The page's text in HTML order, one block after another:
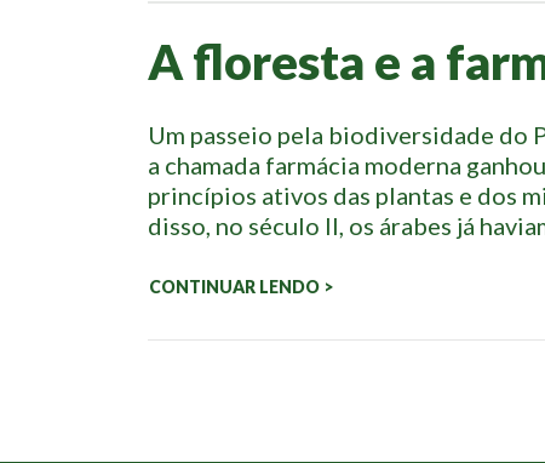
A floresta e a
Um passeio pela biodiversidade do
a chamada farmácia moderna
princípios ativos das plantas e dos
disso, no século II, os árabes já
CONTINUAR LENDO >